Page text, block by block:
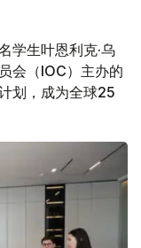
学生叶恩利克·乌
会（IOC）主办的
划，成为全球25